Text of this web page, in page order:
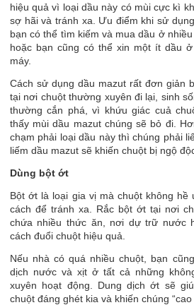
hiệu quả vì loại dầu này có mùi cực kì
sợ hãi và tránh xa. Ưu điểm khi sử
bạn có thể tìm kiếm và mua dầu ở
hoặc bạn cũng có thể xin một ít dầu
máy.
Cách sử dụng dầu mazut rất đơn giản
tại nơi chuột thường xuyên đi lại, sinh
thường cắn phá, vì khứu giác cuả
thấy mùi dầu mazut chúng sẽ bỏ đi.
chạm phải loại dầu này thì chúng phải
liếm dầu mazut sẽ khiến chuột bị ngộ
Dùng bột ớt
Bột ớt là loại gia vị mà chuột không hề
cách để tránh xa. Rắc bột ớt tại nơi
chứa nhiều thức ăn, nơi dự trữ nước
cách đuổi chuột hiệu quả.
Nếu nhà có quá nhiều chuột, bạn
dịch nước và xịt ở tất cả những
xuyên hoạt động. Dung dịch ớt sẽ
chuột đáng ghét kia và khiến chúng “cao